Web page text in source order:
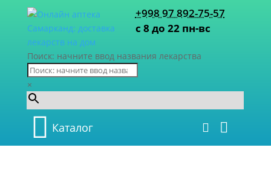
+998 97 892-75-57
с 8 до 22 пн-вс
Поиск: начните ввод названия лекарства
×
Каталог